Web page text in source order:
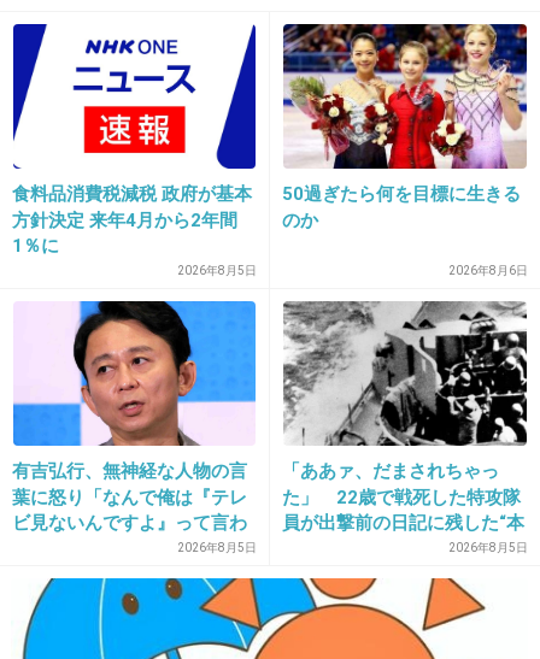
菅野美穂
年はちょっといってるかもしれないけど
菅野さんの方が勝つでしょ？
+48 -12
29. 匿名
真木よう子
色っぽすぎてＡＫＢヲタの手におえないからダ
メかｗ
+30 -7
30. 匿名2013/02/02(土) 14:34:31
原宿でスカウトされたソフマップの子
西田レモン(笑)
食料品消費税減税 政府が基本
方針決定 来年4月から2年間
1％に
2026年8月5日
50過ぎたら何を目標に生きる
のか
2026年8月6日
有吉弘行、無神経な人物の言
葉に怒り「なんで俺は『テレ
ビ見ないんですよ』って言わ
れなきゃいけないの？ふざけ
やがって」
2026年8月5日
「ああァ、だまされちゃっ
た」 22歳で戦死した特攻隊
員が出撃前の日記に残した“本
2026年8月5日